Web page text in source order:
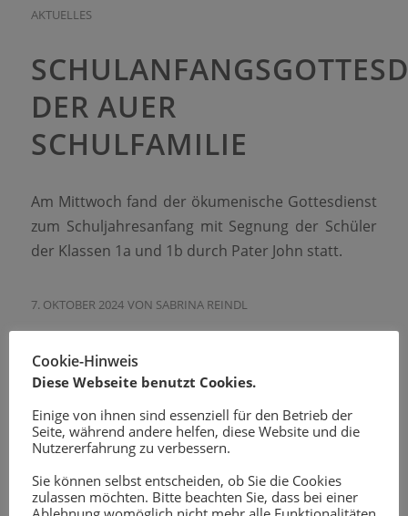
AKTUELLES
DER AUER
SCHULFAMILIE
Am Mittwoch fand der ökumenische Gottesdienst
zum Schuljahresanfang mit Segnung der Schüler
der Klassen 1a und 1b durch Pater John statt.
7. OKTOBER 2024 VON SABRINA REINDL
AKTUELLES
AUSFLUG DER VIERTEN
KLASSEN NACH
MÜNCHEN
Cookie-Hinweis
Diese Webseite benutzt Cookies.
Einige von ihnen sind essenziell für den Betrieb der
Seite, während andere helfen, diese Website und die
Nutzererfahrung zu verbessern.
Sie können selbst entscheiden, ob Sie die Cookies
zulassen möchten. Bitte beachten Sie, dass bei einer